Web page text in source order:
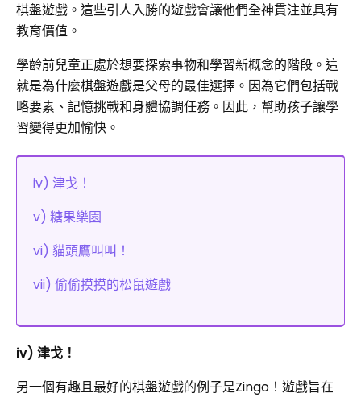
棋盤遊戲。這些引人入勝的遊戲會讓他們全神貫注並具有
教育價值。
學齡前兒童正處於想要探索事物和學習新概念的階段。這
就是為什麼棋盤遊戲是父母的最佳選擇。因為它們包括戰
略要素、記憶挑戰和身體協調任務。因此，幫助孩子讓學
習變得更加愉快。
iv) 津戈！
v) 糖果樂園
vi) 貓頭鷹叫叫！
vii) 偷偷摸摸的松鼠遊戲
iv) 津戈！
另一個有趣且最好的棋盤遊戲的例子是Zingo！遊戲旨在